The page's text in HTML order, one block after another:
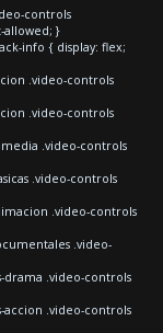
controls
allowed; }
info { display: flex;
.video-controls
.video-controls
.video-controls
.video-controls
.video-controls
.video-
drama .video-controls
.video-controls